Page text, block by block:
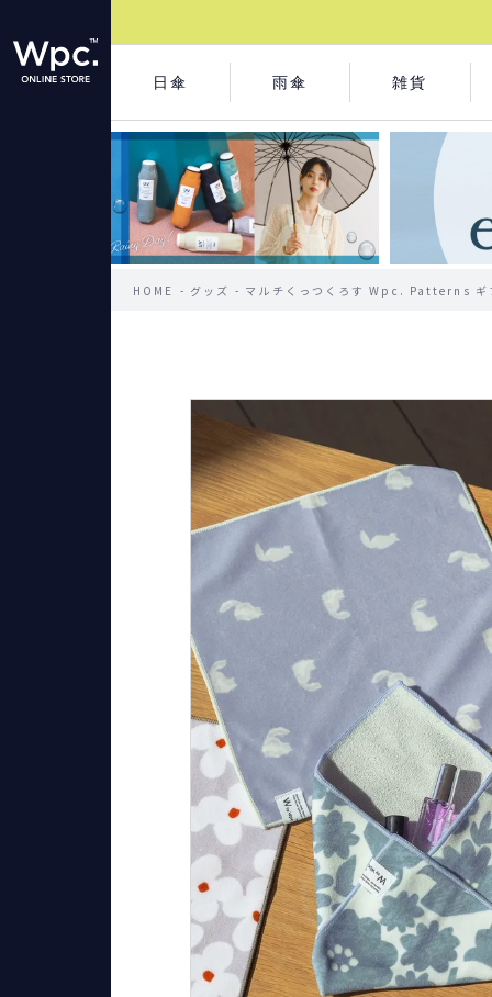
日傘 雨傘 雑貨
HOME グッズ マルチくっつくろす Wpc. Patterns